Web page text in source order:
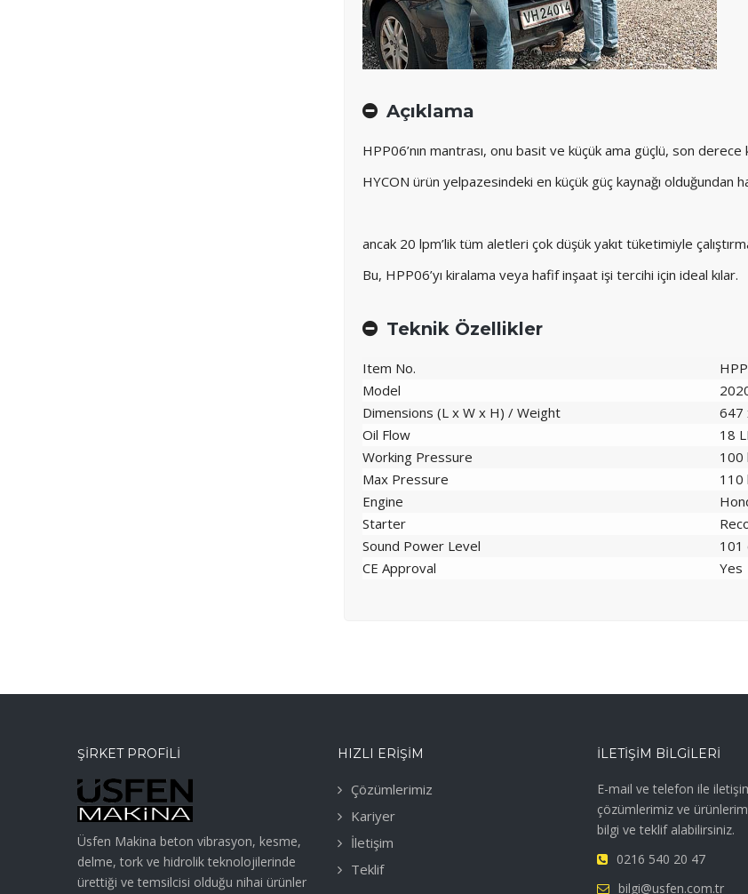
Açıklama
HPP06’nın mantrası, onu basit ve küçük ama güçlü, son
HYCON ürün yelpazesindeki en küçük güç kaynağı olduğundan
ancak 20 lpm’lik tüm aletleri çok düşük yakıt tüketimiyle
Bu, HPP06’yı kiralama veya hafif inşaat işi tercihi için ideal kılar.
Teknik Özellikler
Item No.
Model
Dimensions (L x W x H) / Weight
647
Oil Flow
18
Working Pressure
100
Max Pressure
110
Engine
Starter
Sound Power Level
101
CE Approval
Yes
ŞIRKET PROFILI
Üsfen Makina beton vibrasyon, kesme,
delme, tork ve hidrolik teknolojilerinde
ürettiği ve temsilcisi olduğu nihai ürünler
HIZLI ERIŞIM
Çözümlerimiz
Kariyer
İletişim
Teklif
İLETIŞIM BILGILERI
E-mail ve telefon ile
çözümlerimiz ve
bilgi ve teklif alabilirsiniz.
0216 540 20 47
bilgi@usfen.com.tr